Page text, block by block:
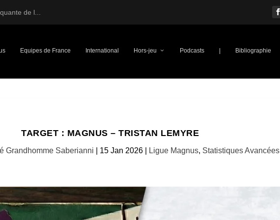
de l...
Equipes de France International Hors-jeu Podcasts Bibliographie
TARGET : MAGNUS – TRISTAN LEMYRE
Grandhomme Saberianni 15 Jan 2026 Ligue Magnus, Statistiques Avancées